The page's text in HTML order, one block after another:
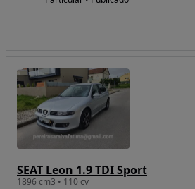
SEAT Leon 1.9 TDI Sport
1896 cm3 • 110 cv